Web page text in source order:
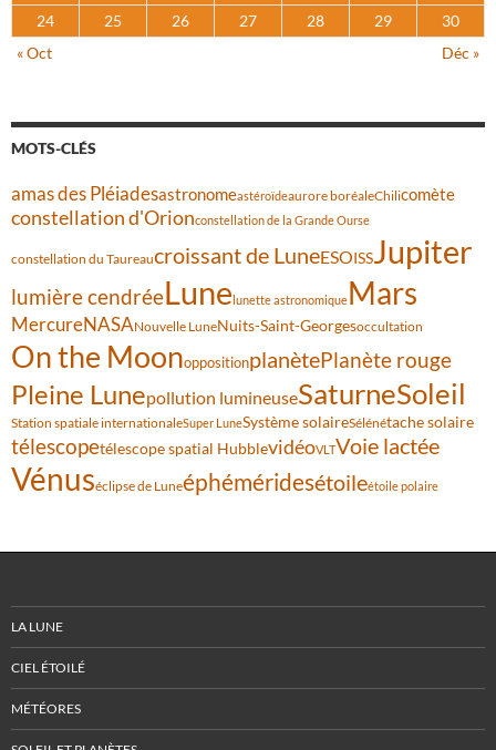
24 25 26 27 28 29
30
« Oct
Déc »
MOTS-CLÉS
amas des Pléiadesastronomeastéroïdeaurore boréaleChilicomète
constellation d'Orionconstellation de la Grande Ourse
constellation du Taureaucroissant de LuneESOISSJupiter
lumière cendréeLunelunette astronomiqueMars
MercureNASANouvelle LuneNuits-Saint-Georgesoccultation
On the MoonoppositionplanètePlanète rouge
Pleine Lunepollution lumineuseSaturneSoleil
Station spatiale internationaleSuper LuneSystème solaireSélénétache solaire
télescopetélescope spatial HubblevidéoVLTVoie lactée
Vénuséclipse de Luneéphéméridesétoileétoile polaire
LA LUNE
CIEL ÉTOILÉ
MÉTÉORES